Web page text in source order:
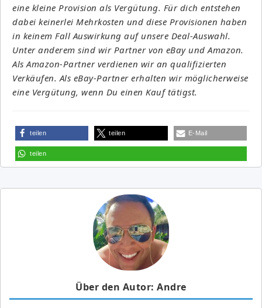
eine kleine Provision als Vergütung. Für dich entstehen
dabei keinerlei Mehrkosten und diese Provisionen haben
in keinem Fall Auswirkung auf unsere Deal-Auswahl.
Unter anderem sind wir Partner von eBay und Amazon.
Als Amazon-Partner verdienen wir an qualifizierten
Verkäufen. Als eBay-Partner erhalten wir möglicherweise
eine Vergütung, wenn Du einen Kauf tätigst.
teilen teilen E-Mail
teilen
Über den Autor: Andre